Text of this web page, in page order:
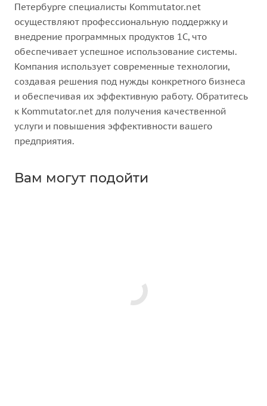
Петербурге специалисты Kommutator.net
осуществляют профессиональную поддержку и
внедрение программных продуктов 1С, что
обеспечивает успешное использование системы.
Компания использует современные технологии,
создавая решения под нужды конкретного бизнеса
и обеспечивая их эффективную работу. Обратитесь
к Kommutator.net для получения качественной
услуги и повышения эффективности вашего
предприятия.
Вам могут подойти